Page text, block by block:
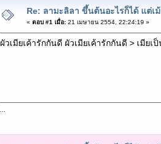
Re: ลามะลิลา ขึ้นต้นอะไรก็ได้ แต่เ
« ตอบ #1 เมื่อ:21 เมษายน 2554, 22:24:19 »
ผัวเมียเค้ารักกันดี ผัวเมียเค้ารักกันดี > เมียเ